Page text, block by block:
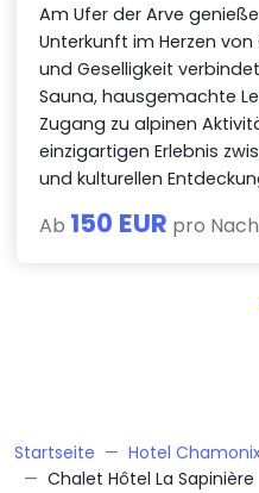
Am Ufer der Arve
Unterkunft im Herzen
und Geselligkeit
Sauna, hausgemachte
Zugang zu alpinen
einzigartigen Erlebnis
und kulturellen
Ab 150 EUR pro
Startseite Hotel
Chalet Hôtel La Sapinière